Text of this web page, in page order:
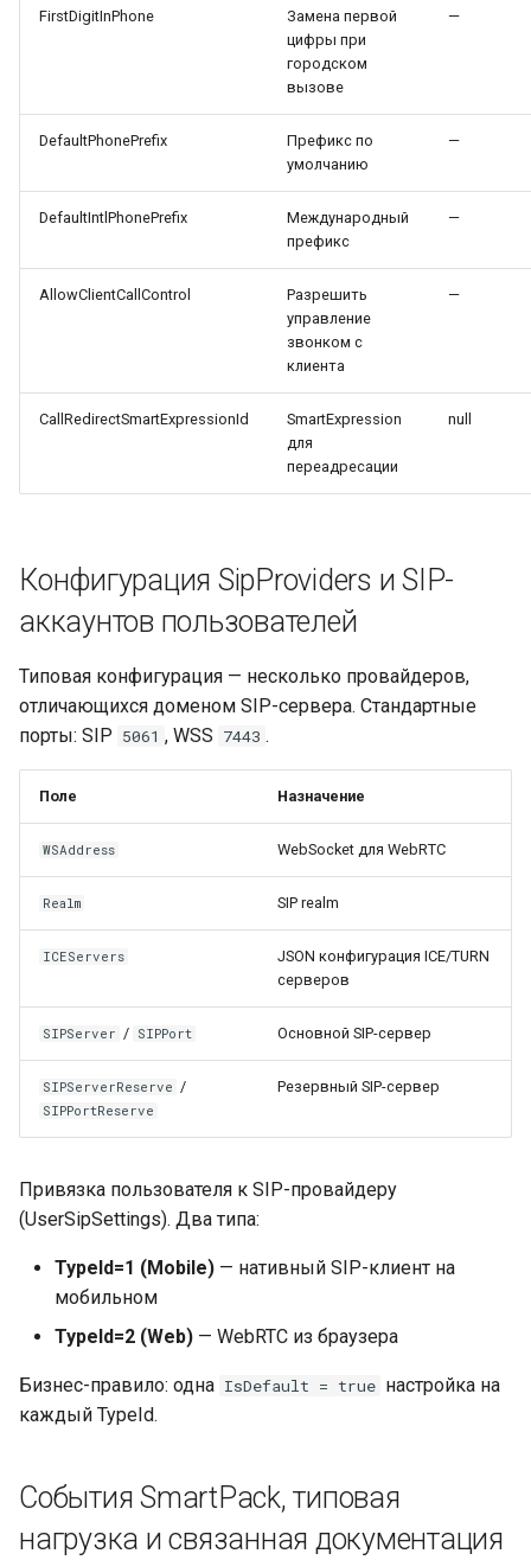
FirstDigitInPhone
Замена первой
цифры при
городском
вызове
—
DefaultPhonePrefix
Префикс по
умолчанию
—
DefaultIntlPhonePrefix
Международный
префикс
—
AllowClientCallControl
Разрешить
управление
звонком с
клиента
—
CallRedirectSmartExpressionId
SmartExpression
для
переадресации
null
Конфигурация SipProviders и SIP-
аккаунтов пользователей
Типовая конфигурация — несколько провайдеров,
отличающихся доменом SIP-сервера. Стандартные
порты: SIP 5061 , WSS 7443 .
Поле Назначение
WSAddress WebSocket для WebRTC
Realm SIP realm
ICEServers
JSON конфигурация ICE/TURN
серверов
SIPServer / SIPPort Основной SIP-сервер
SIPServerReserve /
SIPPortReserve
Резервный SIP-сервер
Привязка пользователя к SIP-провайдеру
(UserSipSettings). Два типа:
TypeId=1 (Mobile) — нативный SIP-клиент на
мобильном
TypeId=2 (Web) — WebRTC из браузера
Бизнес-правило: одна IsDefault = true настройка на
каждый TypeId.
События SmartPack, типовая
нагрузка и связанная документация